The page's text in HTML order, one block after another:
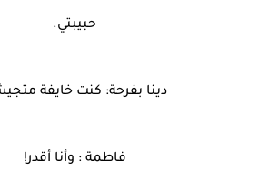
حبيبتي.
دينا بفرحة: كنت خايفة
فاطمة : وأنا أقدر!